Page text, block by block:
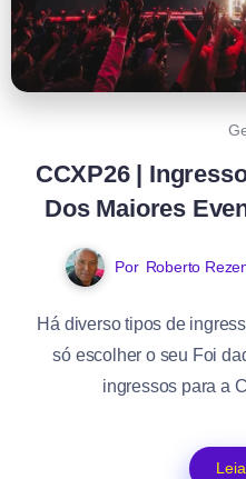
CCXP26 |
Dos Maiores
Por Roberto
Há diverso tipos de
só escolher o seu Foi
ingressos para a